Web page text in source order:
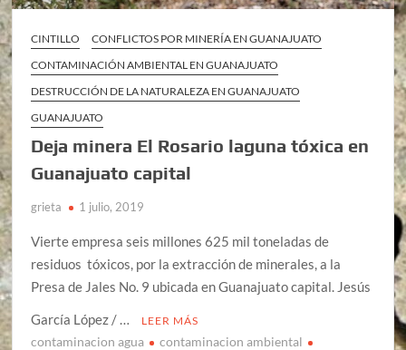
CINTILLO
CONFLICTOS POR MINERÍA EN GUANAJUATO
CONTAMINACIÓN AMBIENTAL EN GUANAJUATO
DESTRUCCIÓN DE LA NATURALEZA EN GUANAJUATO
GUANAJUATO
Deja minera El Rosario laguna tóxica en
Guanajuato capital
grieta 1 julio, 2019
Vierte empresa seis millones 625 mil toneladas de
residuos tóxicos, por la extracción de minerales, a la
Presa de Jales No. 9 ubicada en Guanajuato capital. Jesús
García López / …
LEER MÁS
contaminacion agua
contaminacion ambiental